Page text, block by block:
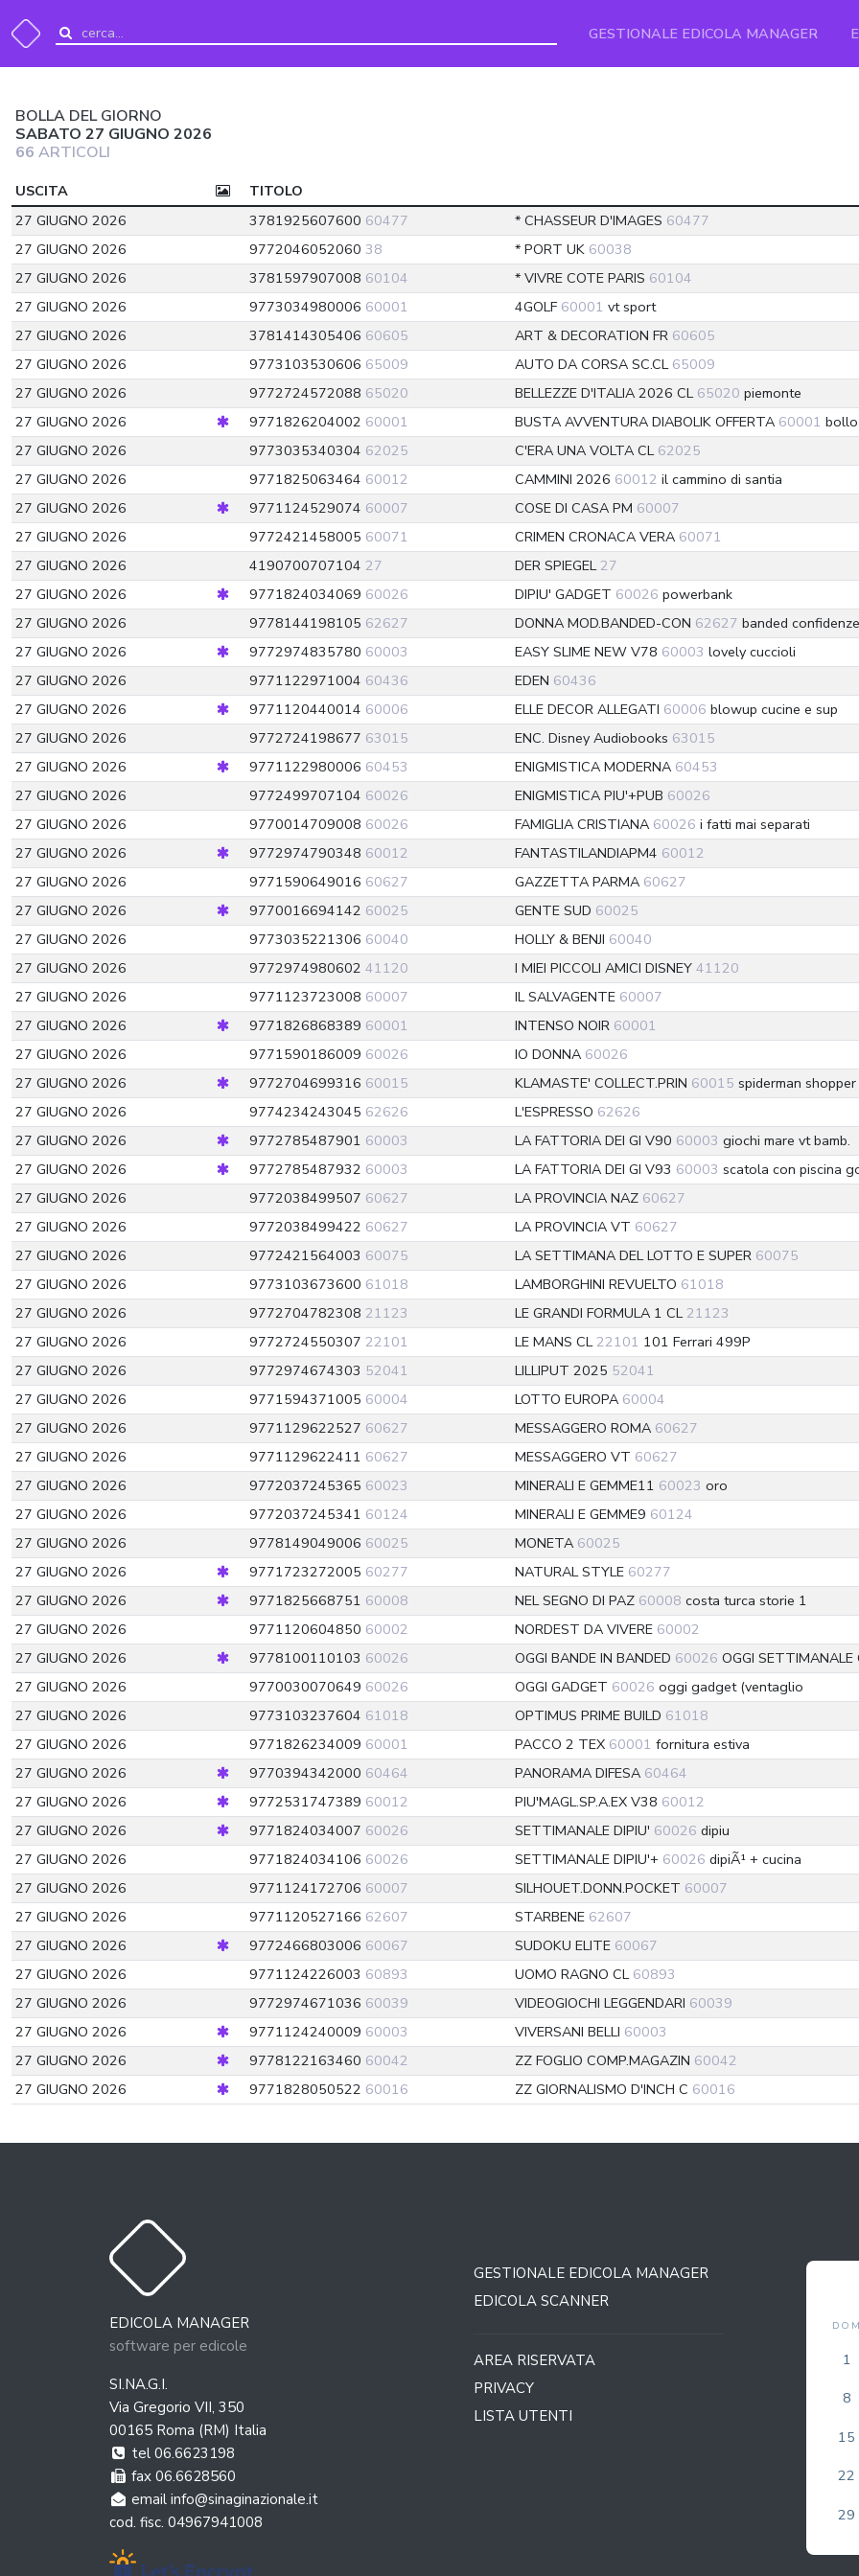
GESTIONALE EDICOLA MANAGER
BOLLA DEL GIORNO
SABATO 27 GIUGNO 2026
66 ARTICOLI
USCITA
TITOLO
27 GIUGNO 2026
3781925607600 60477 * CHASSEUR D'IMAGES 60477
27 GIUGNO 2026
9772046052060 38 * PORT UK 60038
27 GIUGNO 2026
3781597907008 60104 * VIVRE COTE PARIS 60104
27 GIUGNO 2026
9773034980006 60001 4GOLF 60001 vt sport
27 GIUGNO 2026
3781414305406 60605 ART & DECORATION FR 60605
27 GIUGNO 2026
9773103530606 65009 AUTO DA CORSA SC.CL 65009
27 GIUGNO 2026
9772724572088 65020 BELLEZZE D'ITALIA 2026 CL 65020 piemonte
27 GIUGNO 2026
9771826204002 60001 BUSTA AVVENTURA DIABOLIK OFFERTA 60001
27 GIUGNO 2026
9773035340304 62025 C'ERA UNA VOLTA CL 62025
27 GIUGNO 2026
9771825063464 60012 CAMMINI 2026 60012 il cammino di santia
27 GIUGNO 2026
9771124529074 60007 COSE DI CASA PM 60007
27 GIUGNO 2026
9772421458005 60071 CRIMEN CRONACA VERA 60071
27 GIUGNO 2026
4190700707104 27 DER SPIEGEL27
27 GIUGNO 2026
9771824034069 60026 DIPIU' GADGET 60026 powerbank
27 GIUGNO 2026
9778144198105 62627 DONNA MOD.BANDED-CON 62627 banded confidenze
27 GIUGNO 2026
9772974835780 60003 EASY SLIME NEW V78 60003 lovely cuccioli
27 GIUGNO 2026
9771122971004 60436 EDEN 60436
27 GIUGNO 2026
9771120440014 60006 ELLE DECOR ALLEGATI 60006 blowup cucine e sup
27 GIUGNO 2026
9772724198677 63015 ENC. Disney Audiobooks 63015
27 GIUGNO 2026
9771122980006 60453 ENIGMISTICA MODERNA 60453
27 GIUGNO 2026
9772499707104 60026 ENIGMISTICA PIU'+PUB 60026
27 GIUGNO 2026
9770014709008 60026 FAMIGLIA CRISTIANA 60026 i fatti mai separati
27 GIUGNO 2026
9772974790348 60012 FANTASTILANDIAPM4 60012
27 GIUGNO 2026
9771590649016 60627 GAZZETTA PARMA 60627
27 GIUGNO 2026
9770016694142 60025 GENTE SUD 60025
27 GIUGNO 2026
9773035221306 60040 HOLLY & BENJI 60040
27 GIUGNO 2026
9772974980602 41120 I MIEI PICCOLI AMICI DISNEY 41120
27 GIUGNO 2026
9771123723008 60007 IL SALVAGENTE 60007
27 GIUGNO 2026
9771826868389 60001 INTENSO NOIR 60001
27 GIUGNO 2026
9771590186009 60026 IO DONNA 60026
27 GIUGNO 2026
9772704699316 60015 KLAMASTE' COLLECT.PRIN 60015 spiderman
27 GIUGNO 2026
9774234243045 62626 L'ESPRESSO 62626
27 GIUGNO 2026
9772785487901 60003 LA FATTORIA DEI GI V90 60003 giochi mare vt bamb.
27 GIUGNO 2026
9772785487932 60003 LA FATTORIA DEI GI V93 60003 scatola con piscina
27 GIUGNO 2026
9772038499507 60627 LA PROVINCIA NAZ 60627
27 GIUGNO 2026
9772038499422 60627 LA PROVINCIA VT 60627
27 GIUGNO 2026
9772421564003 60075 LA SETTIMANA DEL LOTTO E SUPER 60075
27 GIUGNO 2026
9773103673600 61018 LAMBORGHINI REVUELTO 61018
27 GIUGNO 2026
9772704782308 21123 LE GRANDI FORMULA 1 CL21123
27 GIUGNO 2026
9772724550307 22101 LE MANS CL22101 101 Ferrari 499P
27 GIUGNO 2026
9772974674303 52041 LILLIPUT 2025 52041
27 GIUGNO 2026
9771594371005 60004 LOTTO EUROPA 60004
27 GIUGNO 2026
9771129622527 60627 MESSAGGERO ROMA 60627
27 GIUGNO 2026
9771129622411 60627 MESSAGGERO VT 60627
27 GIUGNO 2026
9772037245365 60023 MINERALI E GEMME11 60023 oro
27 GIUGNO 2026
9772037245341 60124 MINERALI E GEMME9 60124
27 GIUGNO 2026
9778149049006 60025 MONETA 60025
27 GIUGNO 2026
9771723272005 60277 NATURAL STYLE 60277
27 GIUGNO 2026
9771825668751 60008 NEL SEGNO DI PAZ 60008 costa turca storie 1
27 GIUGNO 2026
9771120604850 60002 NORDEST DA VIVERE 60002
27 GIUGNO 2026
9778100110103 60026 OGGI BANDE IN BANDED 60026 OGGI SETTIMANALE
27 GIUGNO 2026
9770030070649 60026 OGGI GADGET 60026 oggi gadget (ventaglio
27 GIUGNO 2026
9773103237604 61018 OPTIMUS PRIME BUILD 61018
27 GIUGNO 2026
9771826234009 60001 PACCO 2 TEX 60001 fornitura estiva
27 GIUGNO 2026
9770394342000 60464 PANORAMA DIFESA 60464
27 GIUGNO 2026
9772531747389 60012 PIU'MAGL.SP.A.EX V38 60012
27 GIUGNO 2026
9771824034007 60026 SETTIMANALE DIPIU' 60026 dipiu
27 GIUGNO 2026
9771824034106 60026 SETTIMANALE DIPIU'+ 60026 dipiÃ¹ + cucina
27 GIUGNO 2026
9771124172706 60007 SILHOUET.DONN.POCKET 60007
27 GIUGNO 2026
9771120527166 62607 STARBENE 62607
27 GIUGNO 2026
9772466803006 60067 SUDOKU ELITE 60067
27 GIUGNO 2026
9771124226003 60893 UOMO RAGNO CL 60893
27 GIUGNO 2026
9772974671036 60039 VIDEOGIOCHI LEGGENDARI 60039
27 GIUGNO 2026
9771124240009 60003 VIVERSANI BELLI 60003
27 GIUGNO 2026
9778122163460 60042 ZZ FOGLIO COMP.MAGAZIN 60042
27 GIUGNO 2026
9771828050522 60016 ZZ GIORNALISMO D'INCH C 60016
EDICOLA MANAGER
software per edicole
SI.NA.G.I.
Via Gregorio VII, 350
00165 Roma (RM) Italia
tel 06.6623198
fax 06.6628560
email info@sinaginazionale.it
cod. fisc. 04967941008
GESTIONALE EDICOLA MANAGER
EDICOLA SCANNER
AREA RISERVATA
PRIVACY
LISTA UTENTI
BOLLA AGOSTO 2026
LUN MAR MER GIO
9 10 11 12
16 17 18 19 20
23 24 25 26
31
COVERS AGOSTO 2026
1 2 3
8